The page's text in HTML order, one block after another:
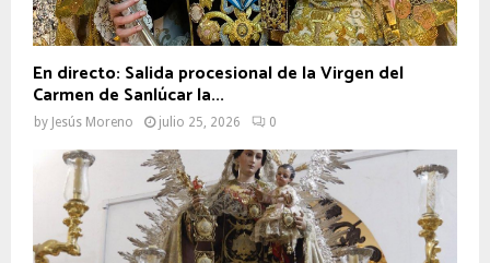
En directo: Salida procesional de la Virgen del
Carmen de Sanlúcar la...
by Jesús Moreno julio 25, 2026 0